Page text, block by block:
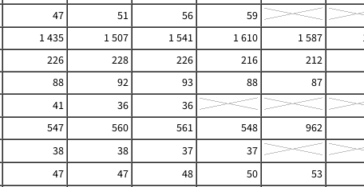
47 51 56
59
1 435 1 507 1 541 1 610 1 587
226 228 226 216
212
88 92 93 88
87
41 36
36
547 560 561 548
962
38 38 37
37
47 47 48 50
53